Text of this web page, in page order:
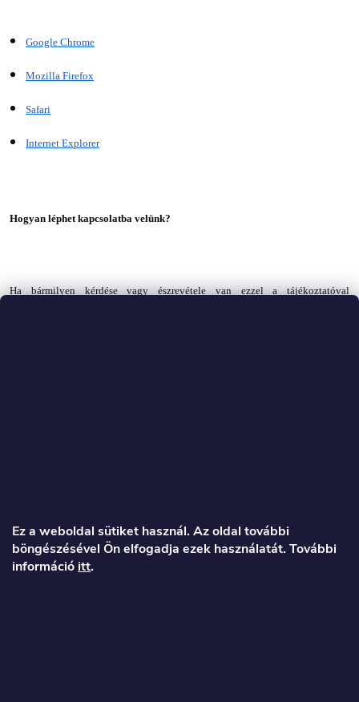
Ez a weboldal sütiket használ. Az oldal további
böngészésével Ön elfogadja ezek használatát. További
információ itt.
Google Chrome
Mozilla Firefox
Safari
Internet Explorer
Hogyan léphet kapcsolatba velünk?
Ha bármilyen kérdése vagy észrevétele van ezzel a tájékoztatóval
á
b